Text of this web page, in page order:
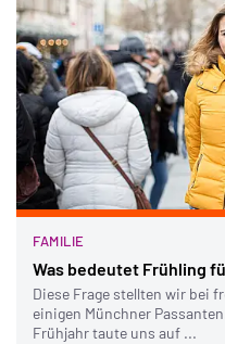
FAMILIE
Was bedeutet Frühling
Diese Frage stellten wir bei
einigen Münchner
Frühjahr taute uns auf ...